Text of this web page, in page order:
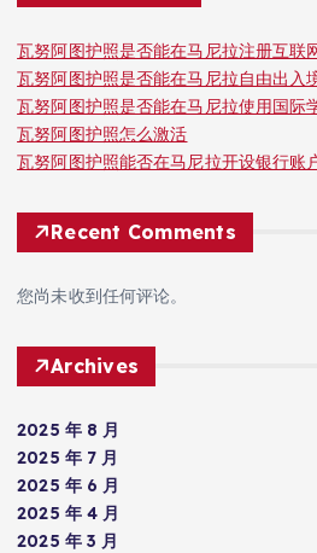
瓦努阿图护照是否能在马尼拉注册互联
瓦努阿图护照是否能在马尼拉自由出入
瓦努阿图护照是否能在马尼拉使用国际
瓦努阿图护照怎么激活
瓦努阿图护照能否在马尼拉开设银行账
Recent Comments
您尚未收到任何评论。
Archives
2025 年 8 月
2025 年 7 月
2025 年 6 月
2025 年 4 月
2025 年 3 月